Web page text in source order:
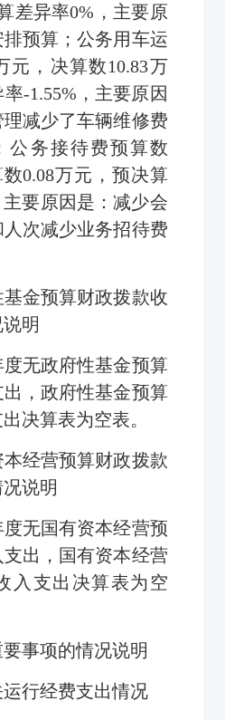
差异率0%，主要原
预算；公务用车运
元，决算数10.83万
-1.55%，主要原因
减少了车辆维修费
公务接待费预算数
0.08万元，预决算
要原因是：减少会
次减少业务招待费
基金预算财政拨款收
明
无政府性基金预算
，政府性基金预算
决算表为空表。
经营预算财政拨款
说明
无国有资本经营预
出，国有资本经营
入支出决算表为空
事项的情况说明
运行经费支出情况